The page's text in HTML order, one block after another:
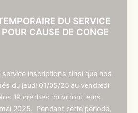
DU SERVICE
CAUSE DE CONGE
service inscriptions ainsi que nos
du jeudi 01/05/25 au vendredi
19 crèches rouvriront leurs
2025. Pendant cette période,